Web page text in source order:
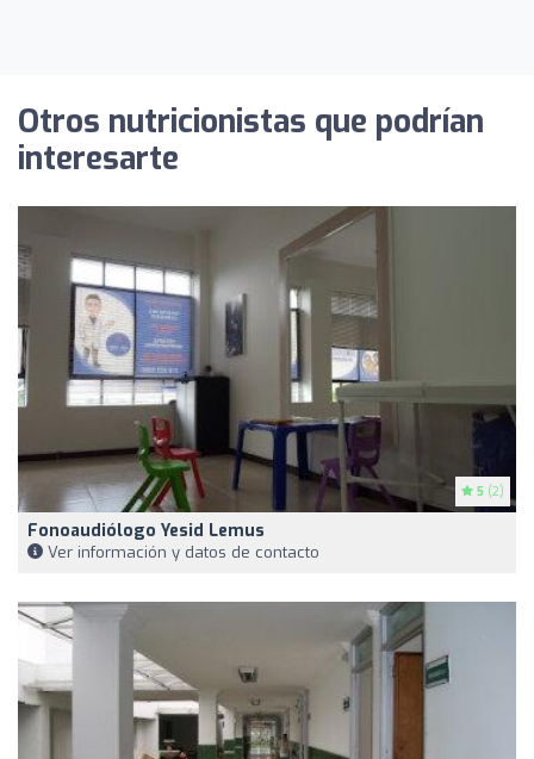
Otros nutricionistas que podrían
interesarte
5 (2)
Fonoaudiólogo Yesid Lemus
Ver información y datos de contacto